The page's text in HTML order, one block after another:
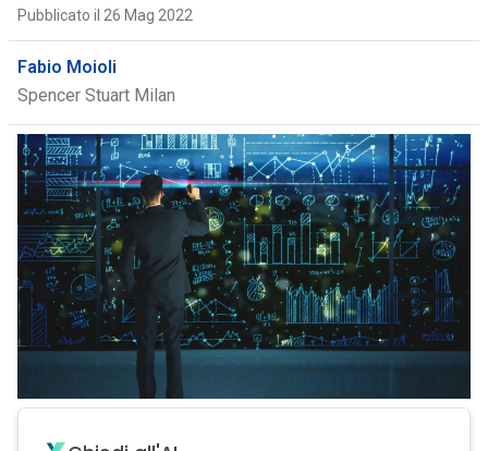
Pubblicato il 26 Mag 2022
Fabio Moioli
Spencer Stuart Milan